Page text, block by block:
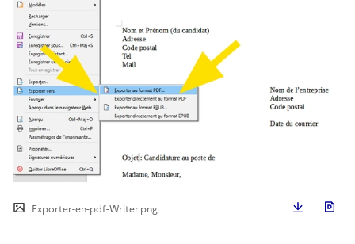
Exporter-en-pdf-Writer.png